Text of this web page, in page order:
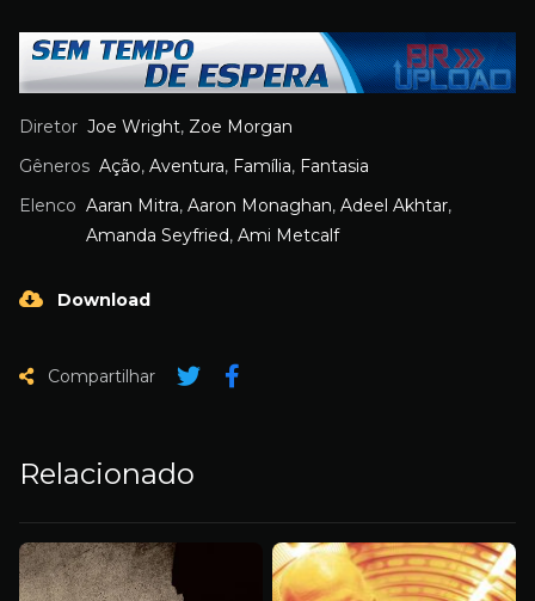
Diretor Joe Wright, Zoe Morgan
Gêneros Ação, Aventura, Família, Fantasia
Elenco Aaran Mitra, Aaron Monaghan, Adeel Akhtar,
Amanda Seyfried, Ami Metcalf
Download
Compartilhar
Relacionado